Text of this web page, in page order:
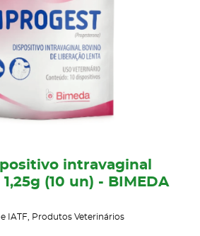
intravaginal
(10 un) - BIMEDA
IATF
Produtos Veterinários